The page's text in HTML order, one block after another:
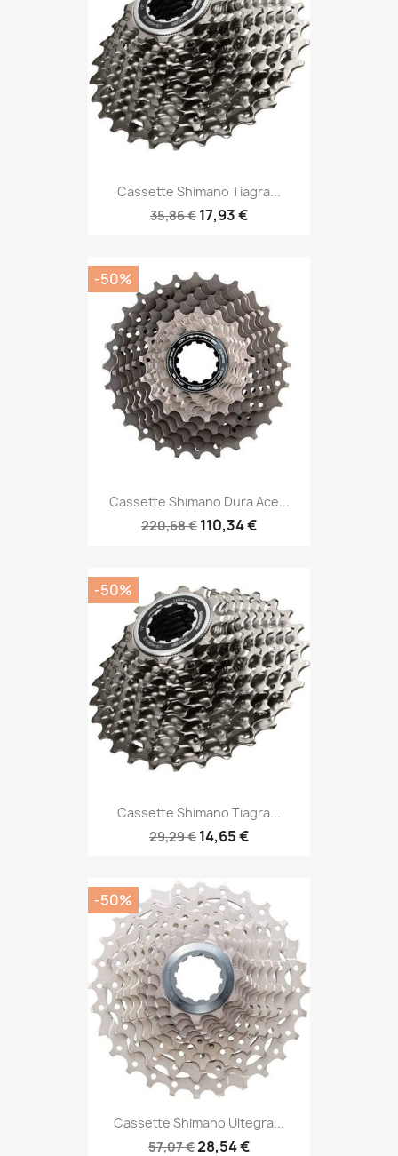
Cassette Shimano Tiagra...
35,86 € 17,93 €
Cassette Shimano Dura Ace...
220,68 € 110,34 €
-50%
Cassette Shimano Tiagra...
29,29 € 14,65 €
-50%
Cassette Shimano Ultegra...
57,07 €28,54 €
-50%